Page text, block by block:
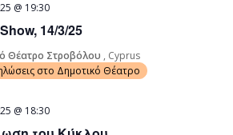
14/3/25
@ 19:30
Θέατρο Στροβόλου , Cyprus
στο Δημοτικό Θέατρο
@ 18:30